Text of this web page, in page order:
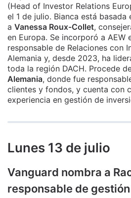
(Head of Investor Relations
el 1 de julio. Bianca está
a Vanessa Roux-Collet,
en Europa. Se incorporó a AEW
responsable de Relaciones con
Alemania y, desde 2023, ha
toda la región DACH. Procede
Alemania, donde fue
clientes y fondos, y cuenta con
experiencia en gestión de
Lunes 13 de julio
Vanguard nombra a
responsable de